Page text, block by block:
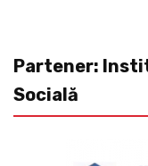
Partener:
Socială